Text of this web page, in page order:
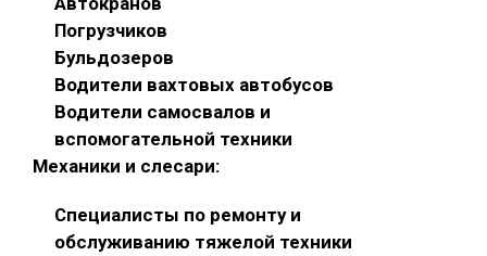
Погрузчиков
Бульдозеров
Водители вахтовых автобусов
Водители самосвалов и
вспомогательной техники
Механики и слесари:
Специалисты по ремонту и
обслуживанию тяжелой техники